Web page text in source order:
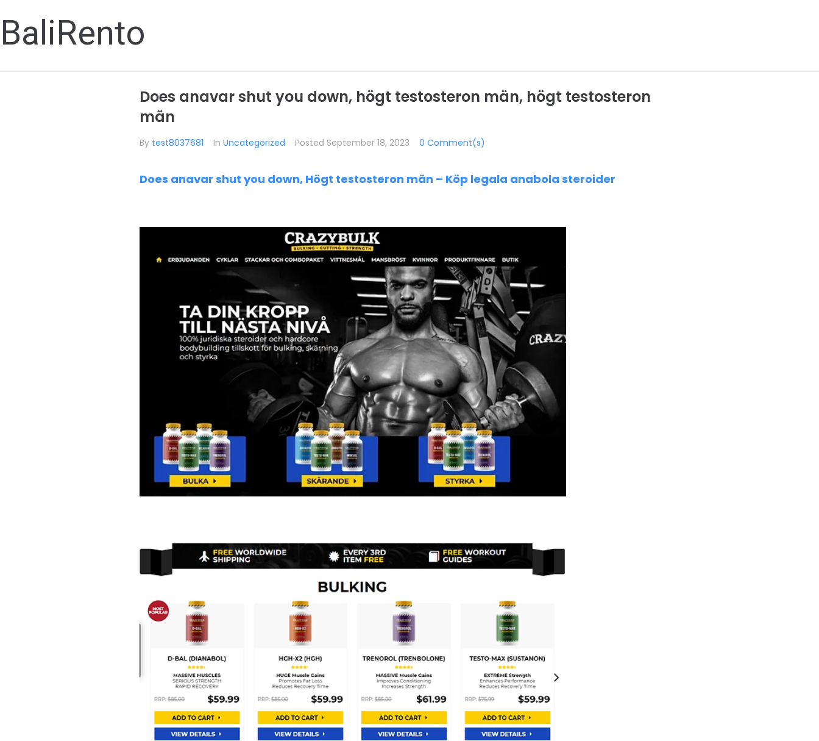
BaliRento
Does anavar shut you down, högt testosteron män, högt testosteron
män
By test8037681 In Uncategorized Posted September 18, 2023 0 Comment(s)
Does anavar shut you down, Högt testosteron män – Köp legala anabola steroider